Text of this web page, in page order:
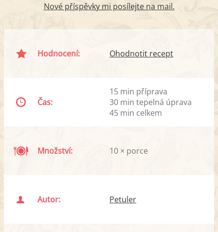
Nové příspěvky mi posílejte na mail.
Hodnocení: Ohodnotit recept
Čas:
15 min příprava
30 min tepelná úprava
45 min celkem
Množství: 10 × porce
Autor: Petuler